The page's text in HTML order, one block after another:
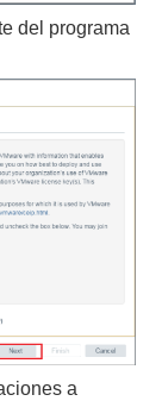
del programa
a